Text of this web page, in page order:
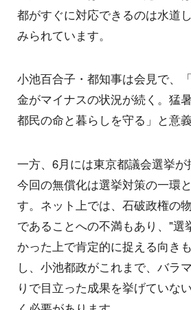
都がすぐに対応できるのは水道
みられています。
小池百合子・都知事は会見で、
金がマイナスの状況が続く。猛
都民の命と暮らしを守る」と意
一方、6月には東京都議会選挙が
今回の無償化は選挙対策の一環
す。ネット上では、石破政権の
であることへの不満もあり、"選
かった上で肯定的に捉える向き
し、小池都政がこれまで、バラ
りで目立った成果を挙げていな